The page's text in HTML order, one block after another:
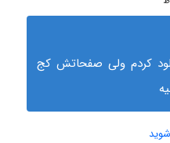
کردم ولی صفحاتش کج